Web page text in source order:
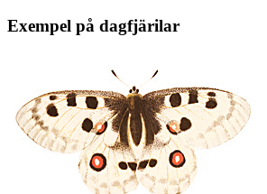
Exempel på dagfjärilar